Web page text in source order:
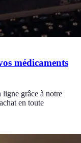
médicaments
ligne grâce à notre
en toute